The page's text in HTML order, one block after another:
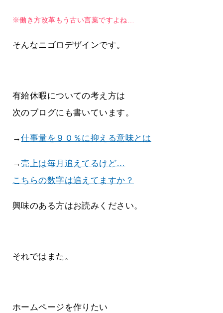
※働き方改革もう古い言葉ですよね…
そんなニゴロデザインです。
有給休暇についての考え方は
次のブログにも書いています。
→仕事量を９０％に抑える意味とは
→売上は毎月追えてるけど…
こちらの数字は追えてますか？
興味のある方はお読みください。
それではまた。
ホームページを作りたい